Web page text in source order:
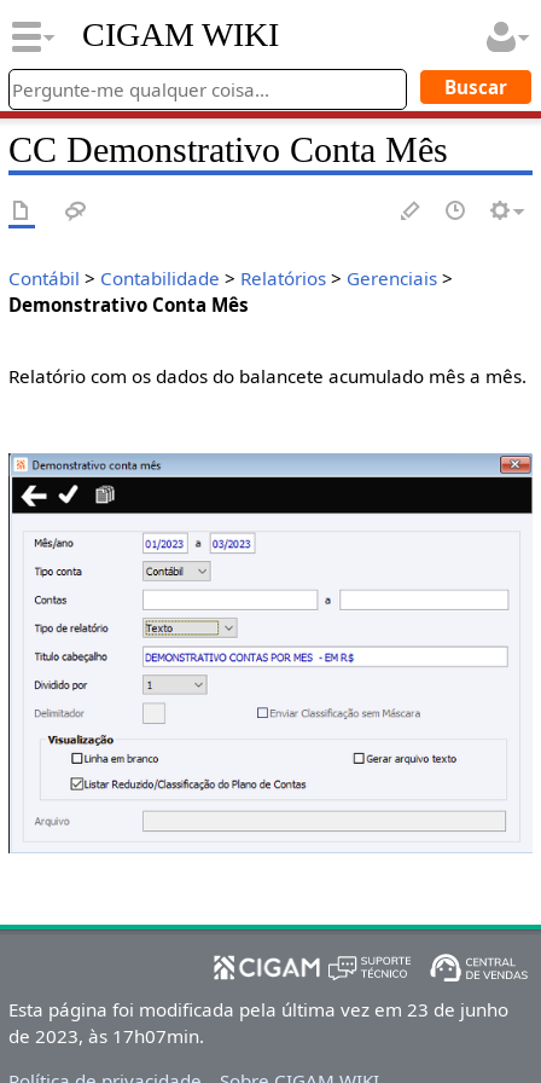
CIGAM WIKI
CC Demonstrativo Conta Mês
Contábil > Contabilidade > Relatórios> Gerenciais>
Demonstrativo Conta Mês
Relatório com os dados do balancete acumulado mês a mês.
Esta página foi modificada pela última vez em 23 de junho
de 2023, às 17h07min.